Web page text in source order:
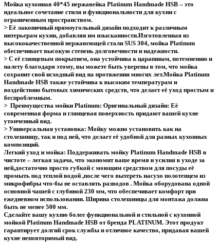
Мойка кухонная 40*45 нержавейка Platinum Handmade HSB – это
идеальное сочетание стиля и функциональности для кухни с
ограниченным пространством.
> Её лаконичный прямоугольный дизайн подходит к различным
интерьерам кухни, добавляя им изысканности.Изготовленная из
высококачественной нержавеющей стали SUS 304, мойка Platinum
обеспечивает высокую степень долговечности и надежности.
> С её глянцевым покрытием, она устойчива к царапинам, потемнению и
налету благодаря этому, вы можете быть уверены в том, что мойка
сохранит свой исходный вид на протяжении многих лет.Мойка Platinum
Handmade HSB также устойчива к высоким температурам и
воздействию бытовых химических средств, что делает её уход простым и
беспроблемным.
> Преимущества мойки Platinum: Оригинальный дизайн: Её
современная форма и глянцевая поверхность придают вашей кухне
утонченный вид.
> Универсальная установка: Мойку можно установить как на
столешницу, так и под ней, что делает её удобной для разных кухонных
композиций.
Легкий уход и мойка: Поддерживать мойку Platinum Handmade HSB в
чистоте – легкая задача, что экономит ваше время и усилия в уходе за
ней,достаточно просто губкой с моющим средством для посуды её
промыть под теплой водой ,после чего вытереть насухо полотенцем из
микрофибры что-бы не оставлять разводов . Мойка оборудована одной
основной чашей с глубиной 230 мм, что обеспечивает комфорт при
ежедневном использовании. Ширина столешницы для монтажа должна
быть не менее 500 мм.
Сделайте вашу кухню более функциональной и стильной с кухонной
мойкой Platinum Handmade HSB от бренда PLATINUM. Этот продукт
гарантирует долгий срок службы и отличное качество, придавая вашей
кухне неповторимый вид.